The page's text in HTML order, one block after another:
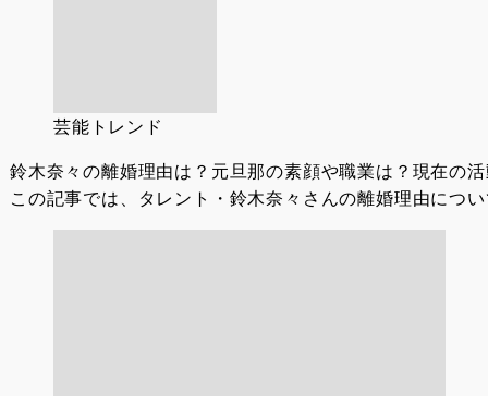
芸能トレンド
鈴木奈々の離婚理由は？元旦那の素顔や職業は？現在の
この記事では、タレント・鈴木奈々さんの離婚理由につ